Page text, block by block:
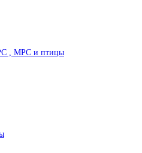
, МРС и птицы